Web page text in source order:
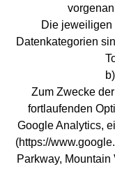
Die jeweiligen
Datenkategorien
Zum Zwecke
fortlaufenden
Google Analytics,
(https://
Parkway,